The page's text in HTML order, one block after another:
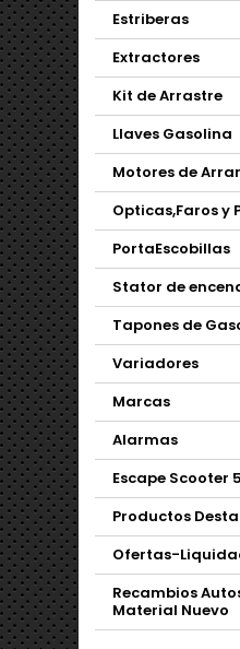
Estriberas
Extractores
Kit de Arrastre
Llaves Gasolina
Motores de
Opticas,Faros y
PortaEscobillas
Stator de
Tapones de
Variadores
Marcas
Alarmas
Escape Scooter
Productos
Ofertas-
Recambios
Material Nuevo